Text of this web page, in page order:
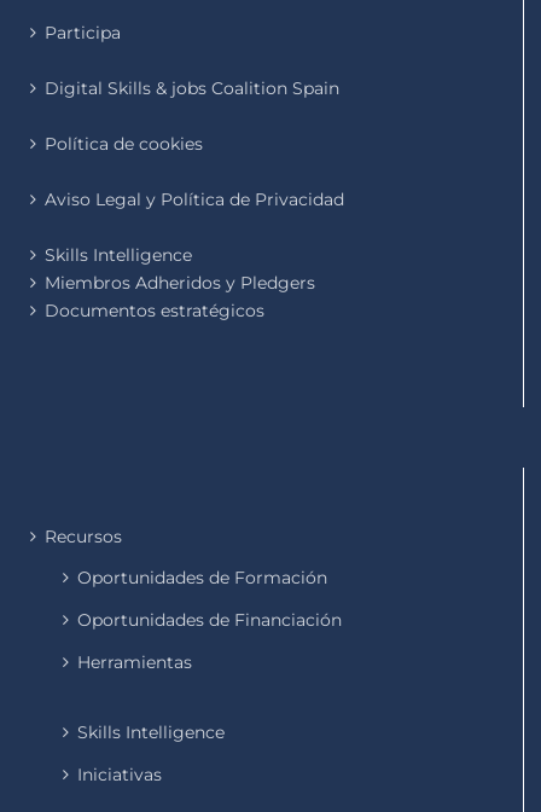
Participa
Digital Skills & jobs Coalition Spain
Política de cookies
Aviso Legal y Política de Privacidad
Skills Intelligence
Miembros Adheridos y Pledgers
Documentos estratégicos
Recursos
Oportunidades de Formación
Oportunidades de Financiación
Herramientas
Skills Intelligence
Iniciativas